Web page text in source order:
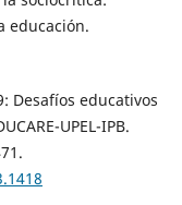
educación.
Desafíos educativos
UPEL-IPB.